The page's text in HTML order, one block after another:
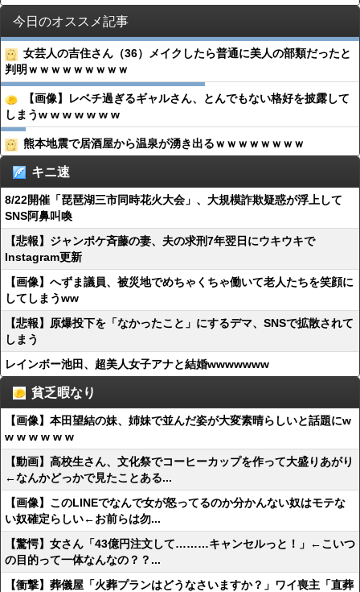
今日のオススメ記事
女芸人の吉住さん（36）メイクしたら普通に美人の部類だったと
判明ｗｗｗｗｗｗｗｗｗ
【画像】レベチ過ぎるギャルさん、とんでもない格好を披露して
しまうw w w w w w w
熊本地震で居酒屋から温泉が湧き出るｗｗｗｗｗｗｗｗ
キニ速
8/22開催「琵琶湖三市同時花火大会」、大規模詐欺疑惑が浮上して
SNS阿鼻叫喚
【悲報】ジャンポケ斉藤の妻、夫の求刑7年翌日にウキウキで
Instagram更新
【画像】へずま議員、被災地でめちゃくちゃ働いて老人たちを笑顔に
してしまうww
【悲報】原爆投下を「なかったこと」にするデマ、SNSで拡散されて
しまう
レインボー池田、超美人女子アナと結婚wwwwwww
貧乏暇なり
【画像】本田望結の妹、姉妹で並んだ姿が大変素晴らしいと話題にw
w w w w w w
【動画】高校生さん、文化祭でコーヒーカップを作って大盛りあがり
←なんかどっかで見たことある...
【画像】このLINEでなんで女が怒ってるのか分かんない奴はモテな
い奴確定らしい←お前らは勿...
【驚愕】女さん「43億円注文して………キャンセルっと！」←こいつ
の目的って一体なんなの？？...
【衝撃】葬儀屋「火葬プランはどうなさいますか？」ワイ喪主「直葬